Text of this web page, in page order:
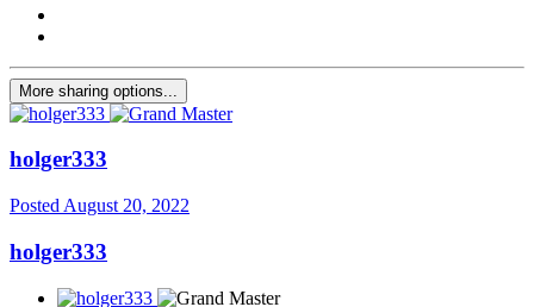
More sharing options...
holger333
Posted August 20, 2022
holger333